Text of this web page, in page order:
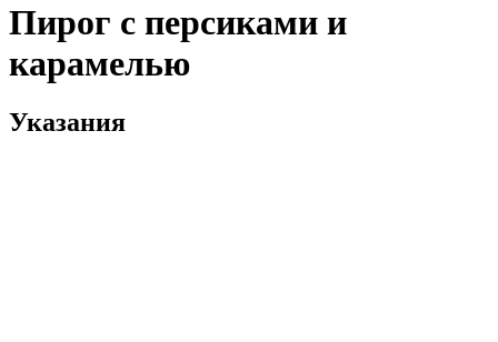
Пирог с персиками и
карамелью
Указания